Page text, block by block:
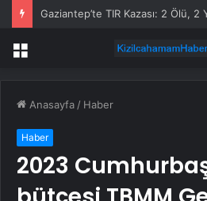
Gaziantep’te TIR Kazası: 2 Ölü, 2
Menü
Anasayfa / Haber
Haber
2023